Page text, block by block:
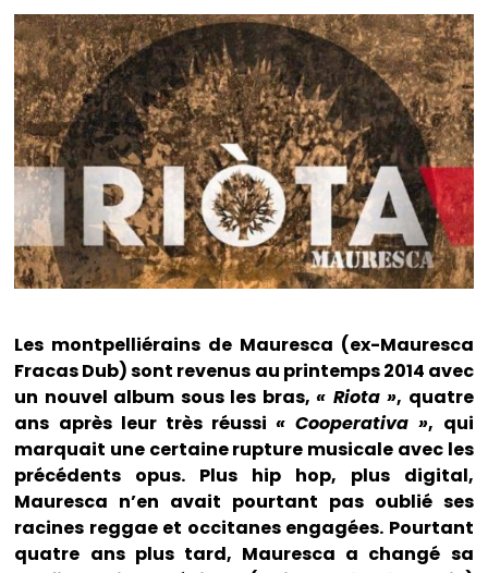
Les montpelliérains de Mauresca (ex-Mauresca
Fracas Dub) sont revenus au printemps 2014 avec
un nouvel album sous les bras,« Riota », quatre
ans après leur très réussi« Cooperativa », qui
marquait une certaine rupture musicale avec les
précédents opus. Plus hip hop, plus digital,
Mauresca n’en avait pourtant pas oublié ses
racines reggae et occitanes engagées. Pourtant
quatre ans plus tard, Mauresca a changé sa